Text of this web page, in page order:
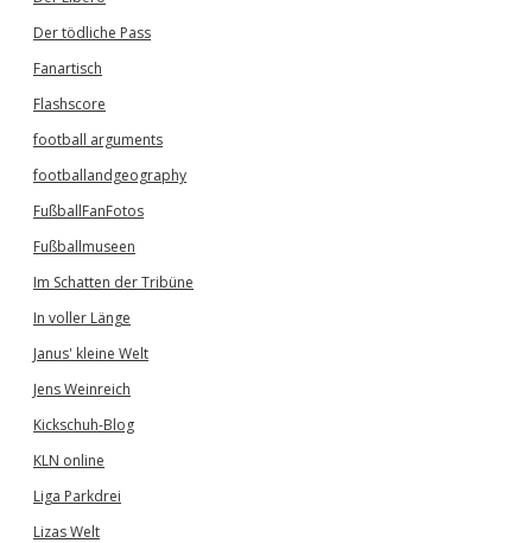
Der tödliche Pass
Fanartisch
Flashscore
football arguments
footballandgeography
FußballFanFotos
Fußballmuseen
Im Schatten der Tribüne
In voller Länge
Janus' kleine Welt
Jens Weinreich
Kickschuh-Blog
KLN online
Liga Parkdrei
Lizas Welt